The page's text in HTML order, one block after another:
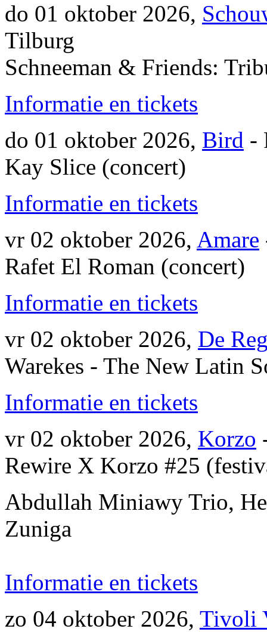
do 01 oktober 2026,
Tilburg
Schneeman & Friends:
Informatie en tickets
do 01 oktober 2026, Bird -
Kay Slice (concert)
Informatie en tickets
vr 02 oktober 2026, Amare
Rafet El Roman (concert)
Informatie en tickets
vr 02 oktober 2026, De
Warekes - The New Latin
Informatie en tickets
vr 02 oktober 2026, Korzo
Rewire X Korzo #25
Abdullah Miniawy Trio,
Zuniga
Informatie en tickets
zo 04 oktober 2026, Tivoli